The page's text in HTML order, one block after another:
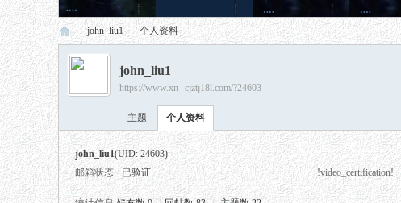
›
john_liu1 个人资料
john_liu1
https://www.xn--cjztj18l.com/?24603
主题 个人资料
john_liu1(UID: 24603)
邮箱状态
已验证 !video_certification!